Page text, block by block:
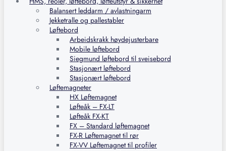
Balansert leddarm / avlastningarm
Jekketralle og pallestabler
Løftebord
Arbeidskrakk høydejusterbare
Mobile løftebord
Siegmund løftebord til sveisebord
Stasjonært løftebord
Stasjonært løftebord
Løftemagneter
HX Løftemagnet
Løfteåk – FX-LT
Løfteåk FX-KT
FX – Standard løftemagnet
FX-R Løftemagnet til rør
FX-VV Løftemagnet til profiler